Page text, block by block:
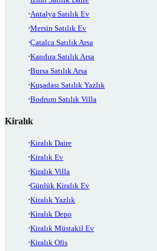
Antalya Satılık Ev
Mersin Satılık Ev
Çatalca Satılık Arsa
Kandıra Satılık Arsa
Bursa Satılık Arsa
Kuşadası Satılık Yazlık
Bodrum Satılık Villa
Kiralık
Kiralık Daire
Kiralık Ev
Kiralık Villa
Günlük Kiralık Ev
Kiralık Yazlık
Kiralık Depo
Kiralık Müstakil Ev
Kiralık Ofis